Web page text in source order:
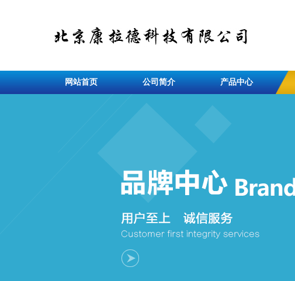
网站首页 公司简介 产品中心